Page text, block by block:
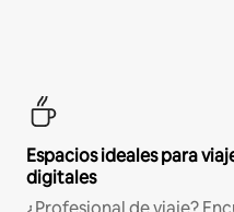
Espacios ideales para
digitales